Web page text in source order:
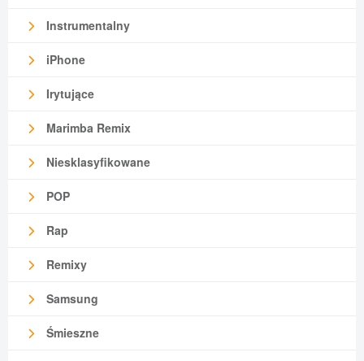
Instrumentalny
iPhone
Irytujące
Marimba Remix
Niesklasyfikowane
POP
Rap
Remixy
Samsung
Śmieszne